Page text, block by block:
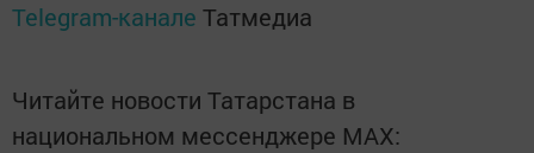
Telegram-канале Татмедиа
Читайте новости Татарстана в
национальном мессенджере MАХ: